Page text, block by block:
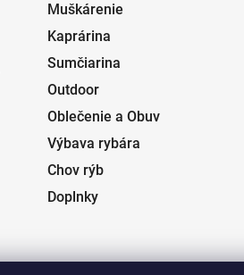
Muškárenie
Kaprárina
Sumčiarina
Outdoor
Oblečenie a Obuv
Výbava rybára
Chov rýb
Doplnky